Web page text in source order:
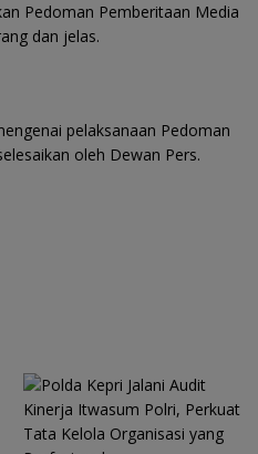
Pedoman Pemberitaan Media
dan jelas.
pelaksanaan Pedoman
oleh Dewan Pers.